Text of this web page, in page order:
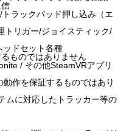
ラックパッド押し込み（エ
ジョイスティック/
ッドセット各種
ものではありません
/ その他SteamVRアプリ
作を保証するものではあり
ムに対応したトラッカー等の